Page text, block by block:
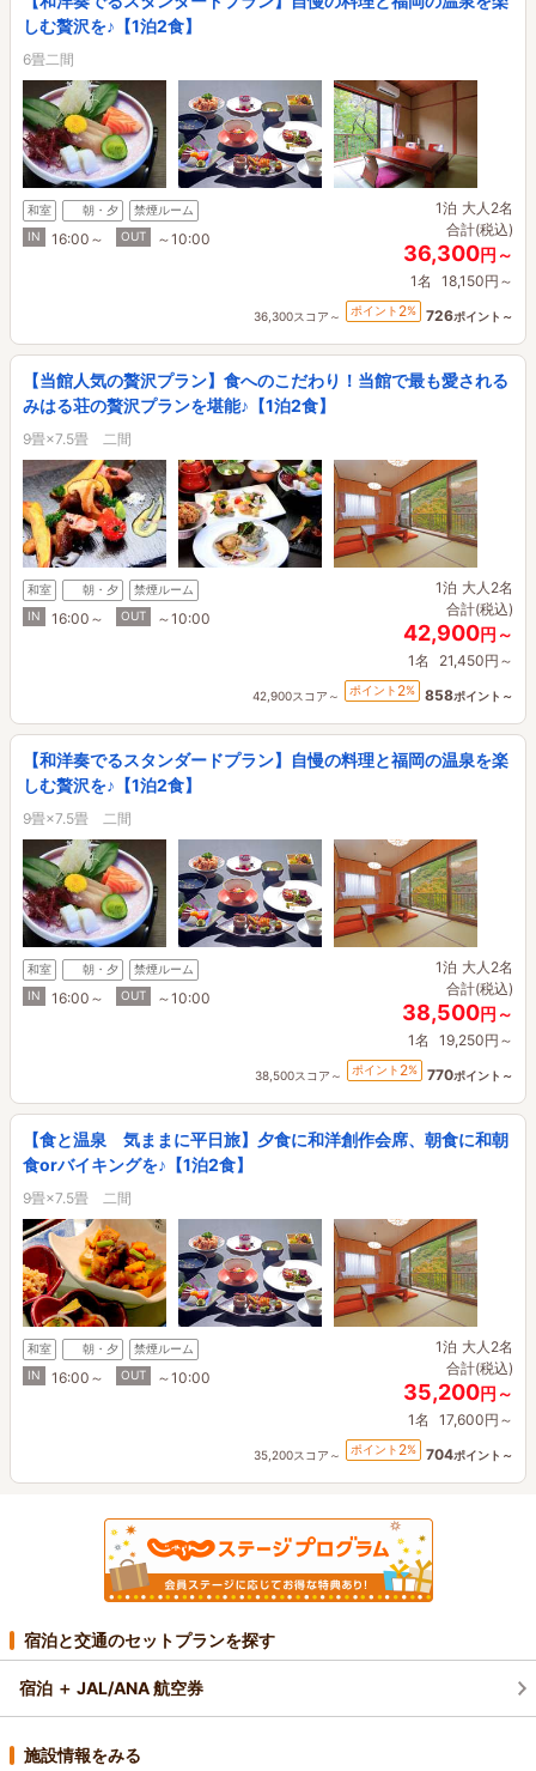
しむ贅沢を♪【1泊2食】
6畳二間
和室 朝・夕
禁煙ルーム
IN
16:00～ OUT ～10:00
1泊 大人2名
合計(税込)
36,300円～
1名 18,150円～
36,300スコア～ ポイント 2% 726ポイント～
【当館人気の贅沢プラン】食へのこだわり！当館で最も愛される
みはる荘の贅沢プランを堪能♪【1泊2食】
9畳×7.5畳 二間
和室 朝・夕
禁煙ルーム
IN
16:00～ OUT ～10:00
1泊 大人2名
合計(税込)
42,900円～
1名 21,450円～
42,900スコア～ ポイント 2% 858ポイント～
【和洋奏でるスタンダードプラン】自慢の料理と福岡の温泉を楽
しむ贅沢を♪【1泊2食】
9畳×7.5畳 二間
和室 朝・夕
禁煙ルーム
IN
16:00～ OUT ～10:00
1泊 大人2名
合計(税込)
38,500円～
1名 19,250円～
38,500スコア～ ポイント 2% 770ポイント～
【食と温泉 気ままに平日旅】夕食に和洋創作会席、朝食に和朝
食orバイキングを♪【1泊2食】
9畳×7.5畳 二間
和室 朝・夕
禁煙ルーム
IN
16:00～ OUT ～10:00
1泊 大人2名
合計(税込)
35,200円～
1名 17,600円～
35,200スコア～ ポイント 2% 704ポイント～
宿泊と交通のセットプランを探す
宿泊 ＋ JAL/ANA 航空券
施設情報をみる